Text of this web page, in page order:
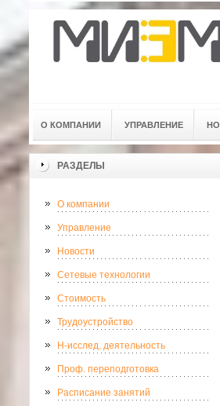
О КОМПАНИИ УПРАВЛЕНИЕ
РАЗДЕЛЫ
О компании
Управление
Новости
Сетевые технологии
Стоимость
Трудоустройство
Н-исслед. деятельность
Проф. переподготовка
Расписание занятий